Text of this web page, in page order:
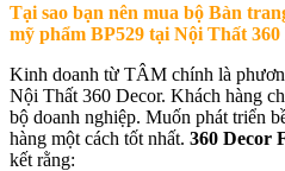
Tại sao bạn nên mua bộ Bàn
mỹ phẩm BP529 tại Nội Thất 360
Kinh doanh từ TÂM chính là
Nội Thất 360 Decor. Khách hàng
bộ doanh nghiệp. Muốn phát triển
hàng một cách tốt nhất. 360 Decor
kết rằng: